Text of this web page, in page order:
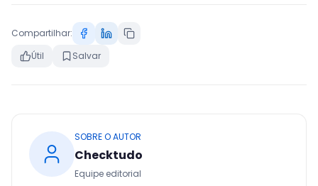
Compartilhar:
Útil
Salvar
SOBRE O AUTOR
Checktudo
Equipe editorial